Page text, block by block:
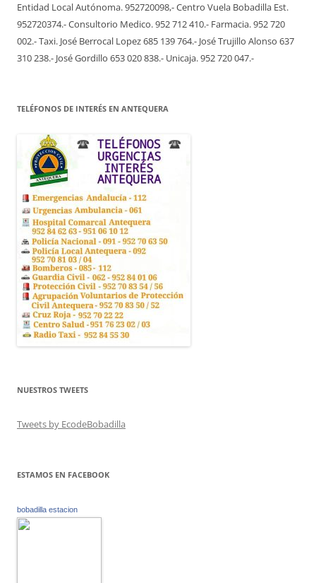
Entidad Local Autónoma. 952720098,- Centro Vuela Bobadilla Est.
952720374.- Consultorio Medico. 952 712 410.- Farmacia. 952 720
002.- Taxi. José Berrocal Lopez 685 139 764.- José Trujillo Alonso 637
310 238.- José Gordillo 653 020 838.- Unicaja. 952 720 047.-
TELÉFONOS DE INTERÉS EN ANTEQUERA
NUESTROS TWEETS
Tweets by EcodeBobadilla
ESTAMOS EN FACEBOOK
bobadilla estacion